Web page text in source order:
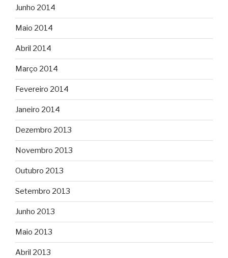
Junho 2014
Maio 2014
Abril 2014
Março 2014
Fevereiro 2014
Janeiro 2014
Dezembro 2013
Novembro 2013
Outubro 2013
Setembro 2013
Junho 2013
Maio 2013
Abril 2013